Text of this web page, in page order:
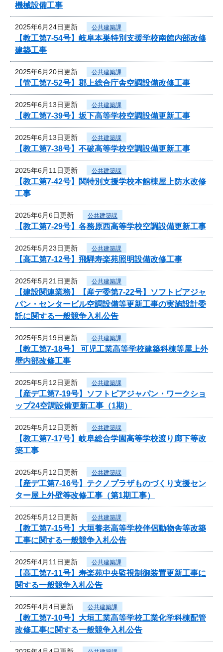
機械設備工事
2025年6月24日更新 公共建築課
【教工第7-54号】岐阜本巣特別支援学校南館内部改修
建築工事
2025年6月20日更新 公共建築課
【管工第7-52号】郡上総合庁舎空調設備改修工事
2025年6月13日更新 公共建築課
【教工第7-39号】坂下高等学校空調設備更新工事
2025年6月13日更新 公共建築課
【教工第7-38号】不破高等学校空調設備更新工事
2025年6月11日更新 公共建築課
【教工第7-42号】関特別支援学校本館棟屋上防水改修
工事
2025年6月6日更新 公共建築課
【教工第7-29号】各務原西高等学校空調設備更新工事
2025年5月23日更新 公共建築課
【高工第7-12号】飛騨寿楽苑照明設備改修工事
2025年5月21日更新 公共建築課
【建設関連業務】【産デ委第7-22号】ソフトピアジャ
パン・センタービル空調設備等更新工事の実施設計委
託に関する一般競争入札公告
2025年5月19日更新 公共建築課
【教工第7-18号】 可児工業高等学校建築科棟等屋上外
壁内部改修工事
2025年5月12日更新 公共建築課
【産デ工第7-19号】ソフトピアジャパン・ワークショ
ップ24空調設備更新工事（1期）
2025年5月12日更新 公共建築課
【教工第7-17号】岐阜総合学園高等学校渡り廊下等改
築工事
2025年5月12日更新 公共建築課
【産デ工第7-16号】テクノプラザものづくり支援セン
ター屋上外壁等改修工事（第1期工事）
2025年5月12日更新 公共建築課
【教工第7-15号】大垣養老高等学校伴侶動物舎等改築
工事に関する一般競争入札公告
2025年4月11日更新 公共建築課
【高工第7-11号】寿楽苑中央監視制御装置更新工事に
関する一般競争入札公告
2025年4月4日更新 公共建築課
【教工第7-10号】大垣工業高等学校工業化学科棟配管
改修工事に関する一般競争入札公告